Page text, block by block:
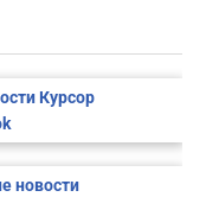
Курсор
новости